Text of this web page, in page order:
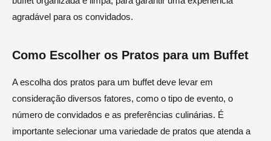
agradável para os convidados.
Como Escolher os Pratos para um Buffet
A escolha dos pratos para um buffet deve levar em
consideração diversos fatores, como o tipo de evento, o
número de convidados e as preferências culinárias. É
importante selecionar uma variedade de pratos que atenda a